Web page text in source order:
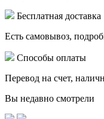
Бесплатная доставка
Есть самовывоз,
Способы оплаты
Перевод на счет,
Вы недавно смотрели